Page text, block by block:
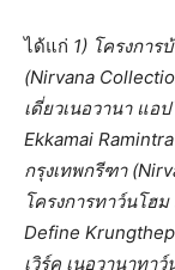
ได้แก่ 1) โครงการ
(Nirvana
เดี่ยวเนอวานา แอ
Ekkamai
กรุงเทพกรีฑา
โครงการทาว์นโฮ
Define
เวิร์ค เนอวานาทา